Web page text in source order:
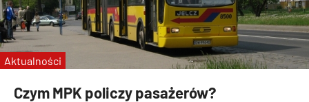
Czym MPK policzy pasażerów?
Aktualności